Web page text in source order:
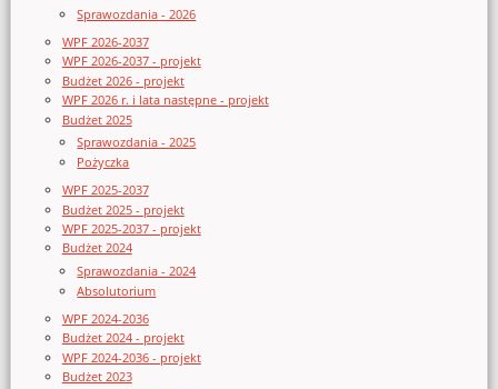
Sprawozdania - 2026
WPF 2026-2037
WPF 2026-2037 - projekt
Budżet 2026 - projekt
WPF 2026 r. i lata następne - projekt
Budżet 2025
Sprawozdania - 2025
Pożyczka
WPF 2025-2037
Budżet 2025 - projekt
WPF 2025-2037 - projekt
Budżet 2024
Sprawozdania - 2024
Absolutorium
WPF 2024-2036
Budżet 2024 - projekt
WPF 2024-2036 - projekt
Budżet 2023